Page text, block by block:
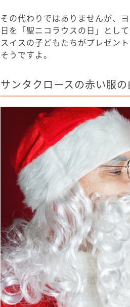
その代わりではありませんが、
日を「聖ニコラウスの日」とし
スイスの子どもたちがプレゼン
そうですよ。
サンタクロースの赤い服の